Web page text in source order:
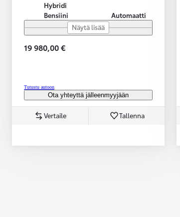
Hybridi
Bensiini
Automaatti
Näytä lisää
19 980,00 €
Tutustu autoon
Ota yhteyttä jälleenmyyjään
Vertaile Tallenna